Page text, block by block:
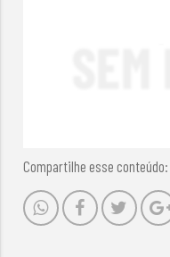
Compartilhe esse conteúdo: